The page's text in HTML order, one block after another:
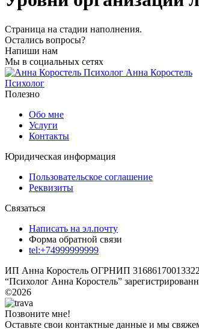
Страница на стадии наполнения.
Остались вопросы?
Напиши нам
Мы в социальных сетях
Анна Коростель
Психолог
Полезно
Обо мне
Услуги
Контакты
Юридическая информация
Пользовательское соглашение
Реквизиты
Связаться
Написать на эл.почту
Форма обратной связи
tel:+74999999999
ИП Анна Коростель ОГРНИП
“Психолог Анна Коростель”
©2026
Позвоните мне!
Оставьте свои контактные данные и мы